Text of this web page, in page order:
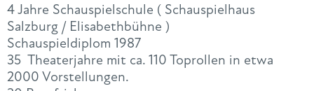
4 Jahre Schauspielschule ( Schauspielhaus
Salzburg / Elisabethbühne )
Schauspieldiplom 1987
35 Theaterjahre mit ca. 110 Toprollen in etwa
2000 Vorstellungen.